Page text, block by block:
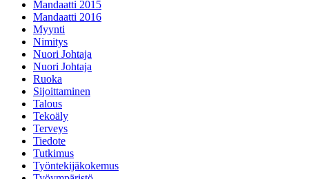
Mandaatti 2015
Mandaatti 2016
Myynti
Nimitys
Nuori Johtaja
Nuori Johtaja
Ruoka
Sijoittaminen
Talous
Tekoäly
Terveys
Tiedote
Tutkimus
Työntekijäkokemus